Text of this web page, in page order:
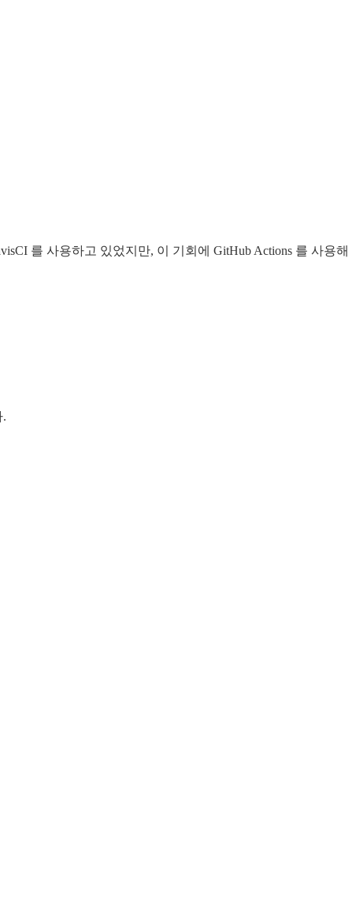
를 사용하고 있었지만, 이 기회에 GitHub Actions 를 사용해
.